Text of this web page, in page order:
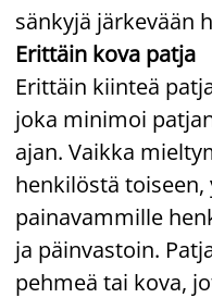
sänkyjä järkevään
Erittäin kova patja
Erittäin kiinteä
joka minimoi
ajan. Vaikka
henkilöstä
painavammille
ja päinvastoin.
pehmeä tai kova,